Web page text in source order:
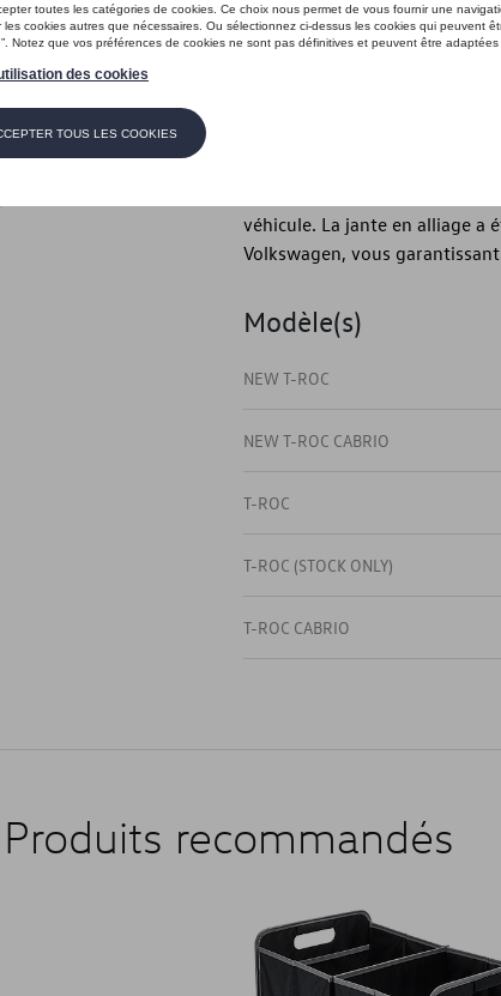
Introduction
Créez un look sportif avec la
5 branches doubles, la jante
véhicule. La jante en alliage a
Volkswagen, vous
Modèle(s)
NEW T-ROC
NEW T-ROC CABRIO
T-ROC
T-ROC (STOCK ONLY)
T-ROC CABRIO
Produits recommandés